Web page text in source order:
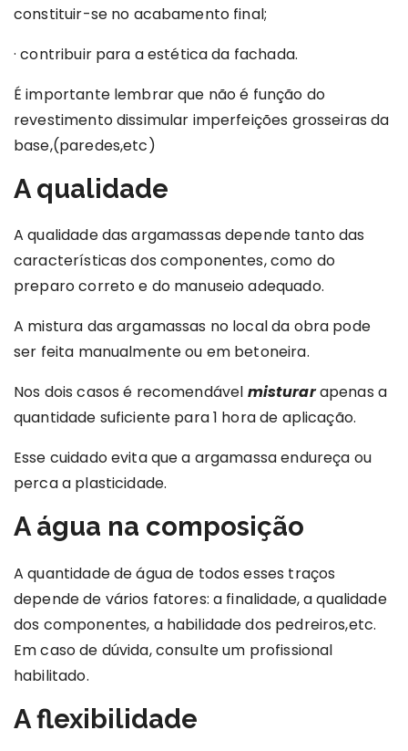
constituir-se no acabamento final;
· contribuir para a estética da fachada.
É importante lembrar que não é função do
revestimento dissimular imperfeições grosseiras da
base,(paredes,etc)
A qualidade
A qualidade das argamassas depende tanto das
características dos componentes, como do
preparo correto e do manuseio adequado.
A mistura das argamassas no local da obra pode
ser feita manualmente ou em betoneira.
Nos dois casos é recomendável misturarapenas a
quantidade suficiente para 1 hora de aplicação.
Esse cuidado evita que a argamassa endureça ou
perca a plasticidade.
A água na composição
A quantidade de água de todos esses traços
depende de vários fatores: a finalidade, a qualidade
dos componentes, a habilidade dos pedreiros,etc.
Em caso de dúvida, consulte um profissional
habilitado.
A flexibilidade